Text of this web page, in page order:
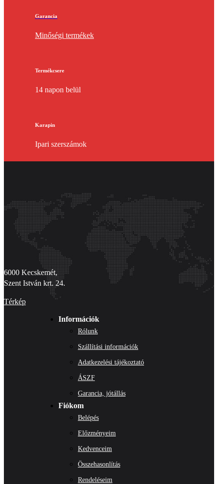
Garancia
Minőségi termékek
Termékcsere
14 napon belül
Karapin
Ipari szerszámok
6000 Kecskemét,
Szent István krt. 24.
Térkép
Információk
Rólunk
Szállítási információk
Adatkezelési tájékoztató
ÁSZF
Garancia, jótállás
Fiókom
Belépés
Előzményeim
Kedvenceim
Összehasonlítás
Rendeléseim